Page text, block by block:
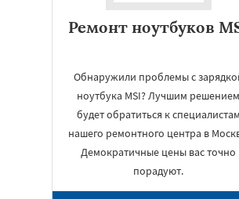
Ремонт ноутбуков
Обнаружили проблемы с
ноутбука MSI? Лучшим решением
будет обратиться к специалистам
нашего ремонтного центра в
Демократичные цены вас точно
порадуют.